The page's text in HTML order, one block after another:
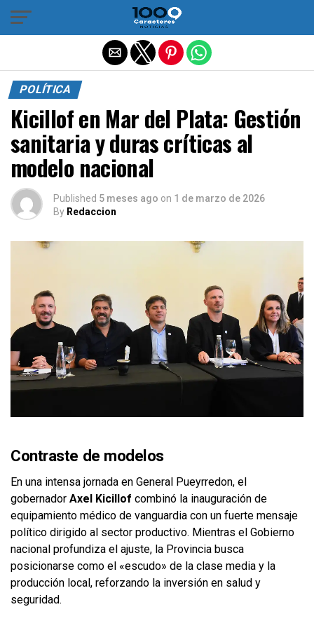
POLÍTICA
Kicillof en Mar del Plata: Gestión
sanitaria y duras críticas al
modelo nacional
Published 5 meses ago on 1 de marzo de 2026
By Redaccion
Contraste de modelos
En una intensa jornada en General Pueyrredon, el
gobernador Axel Kicillof combinó la inauguración de
equipamiento médico de vanguardia con un fuerte mensaje
político dirigido al sector productivo. Mientras el Gobierno
nacional profundiza el ajuste, la Provincia busca
posicionarse como el «escudo» de la clase media y la
producción local, reforzando la inversión en salud y
seguridad.
Salir de la versión móvil